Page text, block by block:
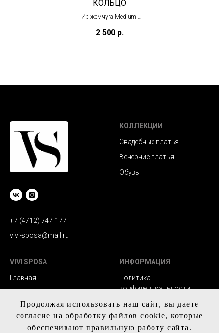
КОЛЬЦО
Из жемчуга Medium
2 500 р.
Продолжая использовать наш сайт, вы даете
согласие на обработку файлов cookie, которые
обеспечивают правильную работу сайта.
+7 (4712) 747-177
vivi-sposa@mail.ru
КОЛЛЕКЦИИ
Свадебные платья
Вечерние платья
Обувь
VIVI SPOSA
Главная
Контакты
ИНФОРМАЦИЯ
Политика
конфиденциальности
Заказ и сроки
изготовления
Доставка